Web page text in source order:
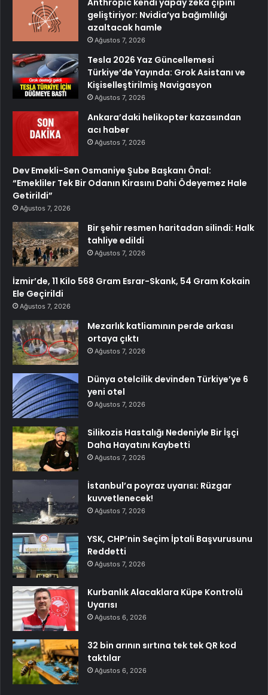
geliştiriyor: Nvidia’ya bağımlılığı
azaltacak hamle
Ağustos 7, 2026
Tesla 2026 Yaz Güncellemesi
Türkiye’de Yayında: Grok Asistanı ve
Kişiselleştirilmiş Navigasyon
Ağustos 7, 2026
Ankara’daki helikopter kazasından
acı haber
Ağustos 7, 2026
Dev Emekli-Sen Osmaniye Şube Başkanı Önal:
“Emekliler Tek Bir Odanın Kirasını Dahi Ödeyemez Hale
Getirildi”
Ağustos 7, 2026
Bir şehir resmen haritadan silindi: Halk
tahliye edildi
Ağustos 7, 2026
İzmir’de, 11 Kilo 568 Gram Esrar-Skank, 54 Gram Kokain
Ele Geçirildi
Ağustos 7, 2026
Mezarlık katliamının perde arkası
ortaya çıktı
Ağustos 7, 2026
Dünya otelcilik devinden Türkiye’ye 6
yeni otel
Ağustos 7, 2026
Silikozis Hastalığı Nedeniyle Bir İşçi
Daha Hayatını Kaybetti
Ağustos 7, 2026
İstanbul’a poyraz uyarısı: Rüzgar
kuvvetlenecek!
Ağustos 7, 2026
YSK, CHP’nin Seçim İptali Başvurusunu
Reddetti
Ağustos 7, 2026
Kurbanlık Alacaklara Küpe Kontrolü
Uyarısı
Ağustos 6, 2026
32 bin arının sırtına tek tek QR kod
taktılar
Ağustos 6, 2026